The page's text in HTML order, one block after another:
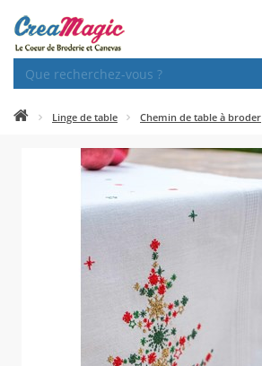
Linge de table Chemin de table à broder